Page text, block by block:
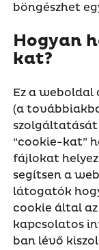
böngészhet
Hogyan
kat?
Ez a weboldal
(a
szolgáltatását
“cookie-kat”
fájlokat
segítsen a
látogatók
cookie által
kapcsolatos
ban lévő